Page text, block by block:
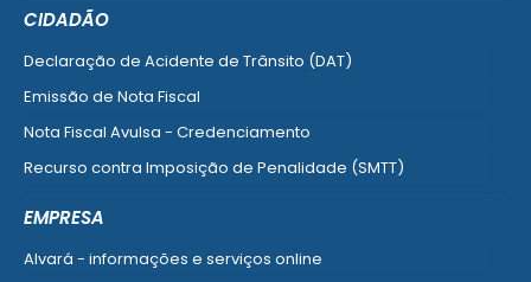
CIDADÃO
Declaração de Acidente de Trânsito (DAT)
Emissão de Nota Fiscal
Nota Fiscal Avulsa - Credenciamento
Recurso contra Imposição de Penalidade (SMTT)
EMPRESA
Alvará - informações e serviços online